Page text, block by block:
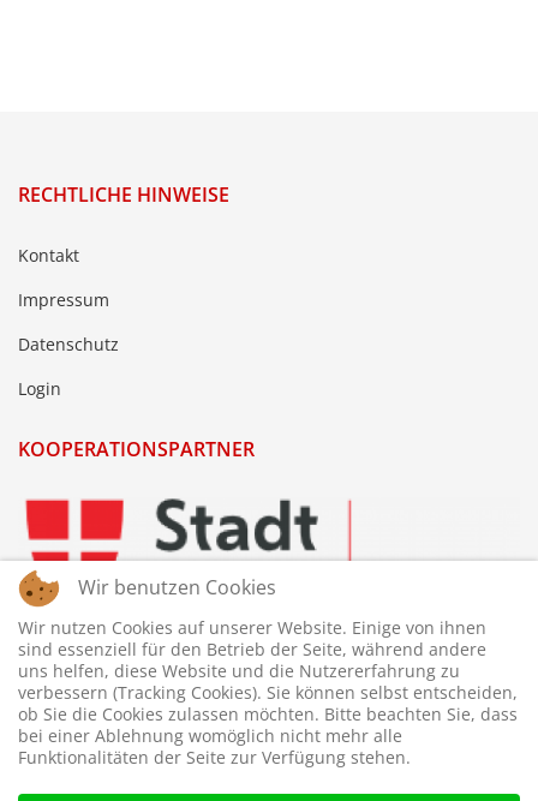
RECHTLICHE HINWEISE
Kontakt
Impressum
Datenschutz
Login
KOOPERATIONSPARTNER
Wir benutzen Cookies
Wir nutzen Cookies auf unserer Website. Einige von ihnen
sind essenziell für den Betrieb der Seite, während andere
uns helfen, diese Website und die Nutzererfahrung zu
verbessern (Tracking Cookies). Sie können selbst entscheiden,
ob Sie die Cookies zulassen möchten. Bitte beachten Sie, dass
bei einer Ablehnung womöglich nicht mehr alle
Funktionalitäten der Seite zur Verfügung stehen.